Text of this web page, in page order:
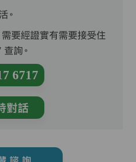
。
要經證實有需要接受住
詢。
6717
對話